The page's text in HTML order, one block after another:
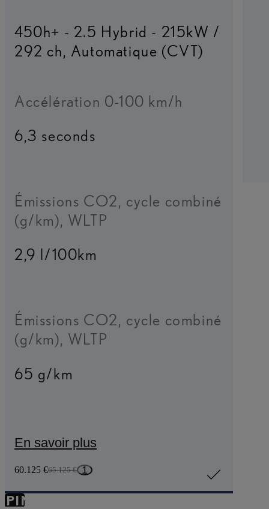
450h+ - 2.5 Hybrid - 215kW /
292 ch, Automatique (CVT)
Accélération 0-100 km/h
6,3 seconds
Émissions CO2, cycle combiné
(g/km), WLTP
2,9 l/100km
Émissions CO2, cycle combiné
(g/km), WLTP
65 g/km
En savoir plus
60.125 €65.125 € 1